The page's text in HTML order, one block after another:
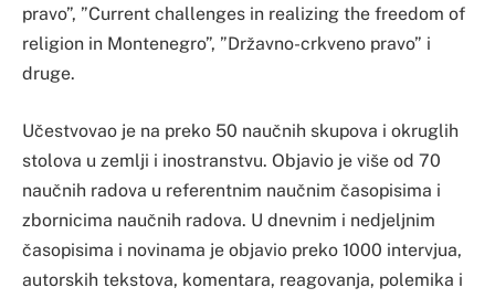
pravo”, ”Current challenges in realizing the freedom of
religion in Montenegro”, ”Državno-crkveno pravo” i
druge.
Učestvovao je na preko 50 naučnih skupova i okruglih
stolova u zemlji i inostranstvu. Objavio je više od 70
naučnih radova u referentnim naučnim časopisima i
zbornicima naučnih radova. U dnevnim i nedjeljnim
časopisima i novinama je objavio preko 1000 intervjua,
autorskih tekstova, komentara, reagovanja, polemika i